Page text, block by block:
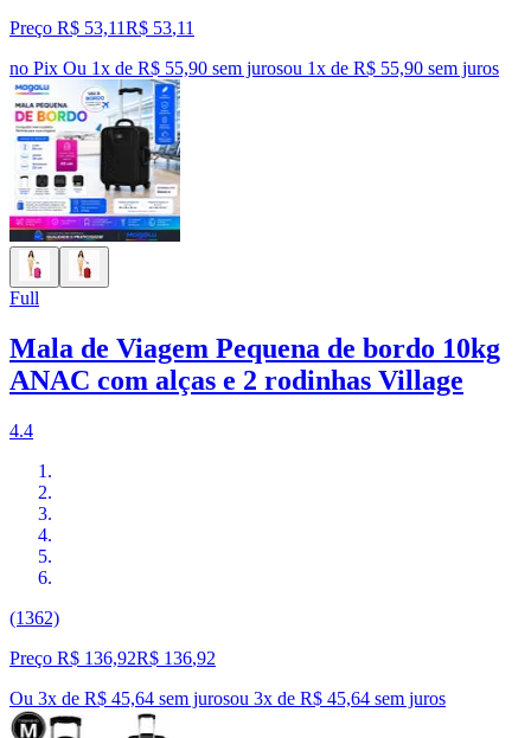
Preço R$ 53,11R$ 53,11
no Pix Ou 1x de R$ 55,90 sem jurosou 1x de R$ 55,90 sem juros
Full
Mala de Viagem Pequena de bordo 10kg
ANAC com alças e 2 rodinhas Village
4.4
(1362)
Preço R$ 136,92R$ 136,92
Ou 3x de R$ 45,64 sem jurosou 3x de R$ 45,64 sem juros